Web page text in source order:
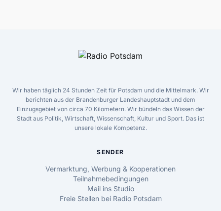
Wir haben täglich 24 Stunden Zeit für Potsdam und die Mittelmark. Wir
berichten aus der Brandenburger Landeshauptstadt und dem
Einzugsgebiet von circa 70 Kilometern. Wir bündeln das Wissen der
Stadt aus Politik, Wirtschaft, Wissenschaft, Kultur und Sport. Das ist
unsere lokale Kompetenz.
SENDER
Vermarktung, Werbung & Kooperationen
Teilnahmebedingungen
Mail ins Studio
Freie Stellen bei Radio Potsdam